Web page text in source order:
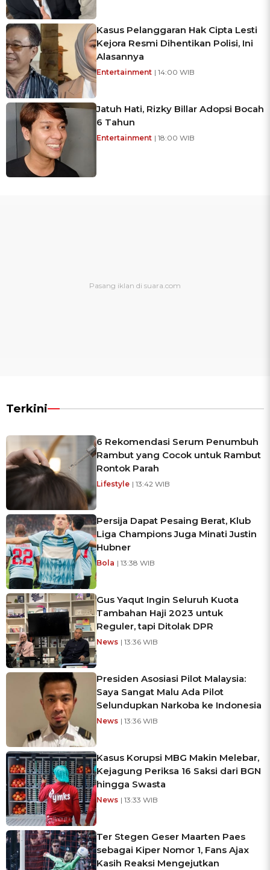
Kasus Pelanggaran Hak Cipta Lesti
Kejora Resmi Dihentikan Polisi, Ini
Alasannya
Entertainment | 14:00 WIB
Jatuh Hati, Rizky Billar Adopsi Bocah
6 Tahun
Entertainment | 18:00 WIB
Terkini
6 Rekomendasi Serum Penumbuh
Rambut yang Cocok untuk Rambut
Rontok Parah
Lifestyle | 13:42 WIB
Persija Dapat Pesaing Berat, Klub
Liga Champions Juga Minati Justin
Hubner
Bola | 13:38 WIB
Gus Yaqut Ingin Seluruh Kuota
Tambahan Haji 2023 untuk
Reguler, tapi Ditolak DPR
News | 13:36 WIB
Presiden Asosiasi Pilot Malaysia:
Saya Sangat Malu Ada Pilot
Selundupkan Narkoba ke Indonesia
News | 13:36 WIB
Kasus Korupsi MBG Makin Melebar,
Kejagung Periksa 16 Saksi dari BGN
hingga Swasta
News | 13:33 WIB
Ter Stegen Geser Maarten Paes
sebagai Kiper Nomor 1, Fans Ajax
Kasih Reaksi Mengejutkan